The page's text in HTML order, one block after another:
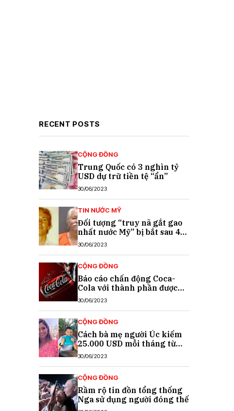
RECENT POSTS
CỘNG ĐỒNG
Trung Quốc có 3 nghìn tỷ
USD dự trữ tiền tệ “ẩn”
30/06/2023
TIN NƯỚC MỸ
Đối tượng “truy nã gắt gao
nhất nước Mỹ” bị bắt sau 40
năm trốn chạy
30/06/2023
CỘNG ĐỒNG
Báo cáo chấn động Coca-
Cola với thành phần được
cho là chất gây ung thư
30/06/2023
CỘNG ĐỒNG
Cách bà mẹ người Úc kiếm
25.000 USD mỗi tháng từ
TikTok
30/06/2023
CỘNG ĐỒNG
Rầm rộ tin đồn tổng thống
Nga sử dụng người đóng thế